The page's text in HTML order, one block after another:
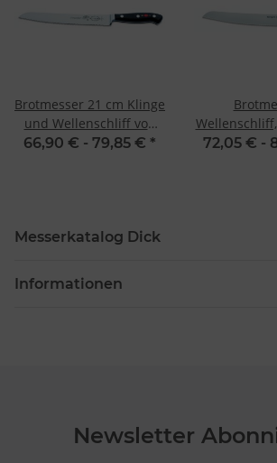
Brotmesser 21 cm Klinge
und Wellenschliff von
Premier Plus von F. Dick
66,90 € - 79,85 € *
Wellenschliff,
Spirit
72,05 € -
Messerkatalog Dick
Informationen
Newsletter